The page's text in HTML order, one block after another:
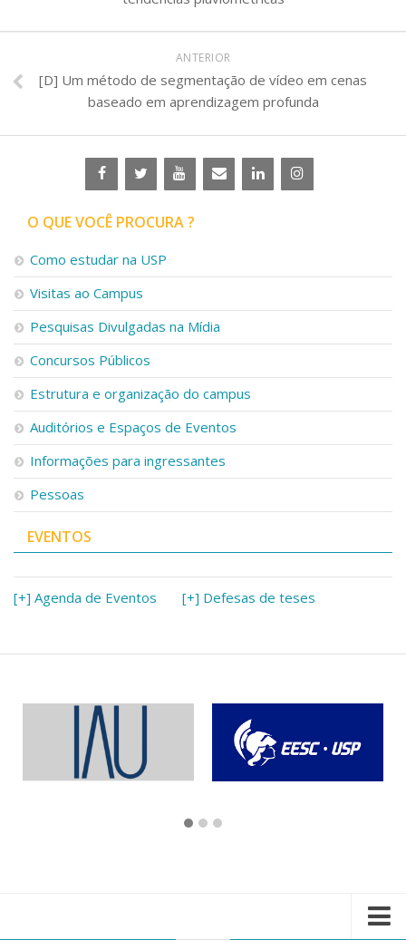
ANTERIOR
[D] Um método de segmentação de vídeo em cenas
baseado em aprendizagem profunda
O QUE VOCÊ PROCURA ?
Como estudar na USP
Visitas ao Campus
Pesquisas Divulgadas na Mídia
Concursos Públicos
Estrutura e organização do campus
Auditórios e Espaços de Eventos
Informações para ingressantes
Pessoas
EVENTOS
[+] Agenda de Eventos [+] Defesas de teses